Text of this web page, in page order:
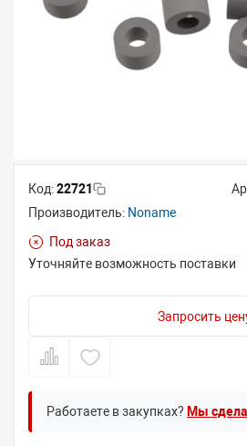
Код:22721
Производитель: Noname
Под заказ
Уточняйте возможность поставки
Запросить
Работаете в закупках? Мы